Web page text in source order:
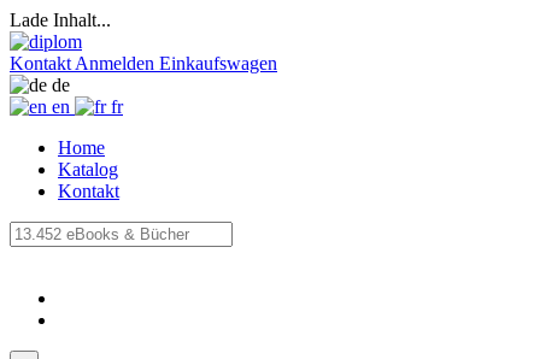
Lade Inhalt...
Kontakt Anmelden Einkaufswagen
de
en
fr
Home
Katalog
Kontakt